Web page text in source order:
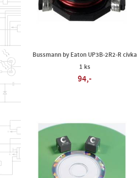
Bussmann by Eaton UP3B-2R2-R cívka
1 ks
94,-